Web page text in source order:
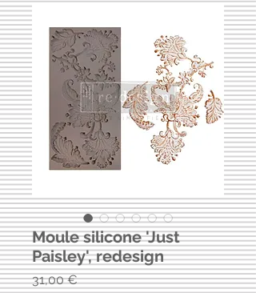
Moule silicone 'Just
Paisley', redesign
31,00 €Prix